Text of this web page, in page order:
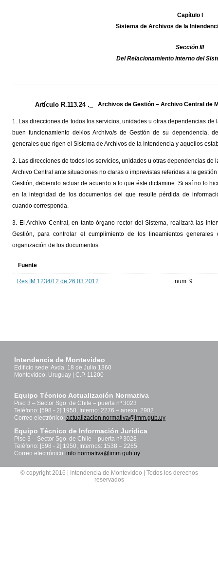
Capítulo I
Sistema de Archivos de la
Sección III
Del Relacionamiento interno del
Artículo R.113.24 ._ Archivos de Gestión – Archivo Central de
1. Las direcciones de todos los servicios, unidades u otras dependencias
buen funcionamiento del/los Archivo/s de Gestión de su dependencia,
generales que rigen el Sistema de Archivos de la Intendencia y aquellos
2. Las direcciones de todos los servicios, unidades u otras dependencias
Archivo Central ante situaciones no claras o imprevistas referidas a la
Gestión, debiendo actuar de acuerdo a lo que éste dictamine. Si así no lo
en la integridad de los documentos del que resulte pérdida de
cuando corresponda.
3. El Archivo Central, en tanto órgano rector del Sistema, realizará las
Gestión, para controlar el cumplimiento de los lineamientos
organización de los documentos.
Fuente
Res.IM 1234/12 de 26.03.2012 num. 9
Intendencia de Montevideo
Edificio sede: Avda. 18 de Julio 1360
Montevideo, Uruguay | C.P. 11200
Equipo Técnico Actualización Normativa
Piso 3 – Sector Sgo. de Chile – puerta nº 3023
Teléfono: [598 - 2] 1950, Interno: 2276 – anexo: 2902
Correo electrónico: actualizacion.normativa@imm.gub.uy
Equipo Técnico de Información Jurídica
Piso 3 – Sector Sgo. de Chile – puerta nº 3028
Teléfono: [598 - 2] 1950, Internos: 1538 – 2265
Correo electrónico: info.normativa@imm.gub.uy
© copyright 2016 | Intendencia de Montevideo | Todos los derechos
reservados